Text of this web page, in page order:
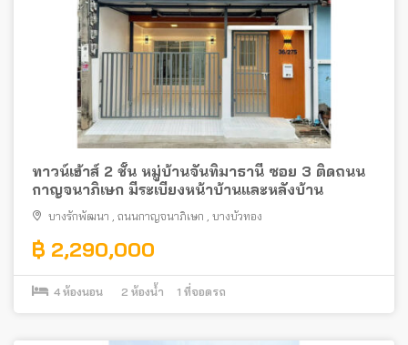
ทาวน์เฮ้าส์ 2 ชั้น หมู่บ้านจันทิมาธานี ซอย 3 ติดถนน
กาญจนาภิเษก มีระเบียงหน้าบ้านและหลังบ้าน
บางรักพัฒนา ถนนกาญจนาภิเษก บางบัวทอง
฿ 2,290,000
4 ห้องนอน 2 ห้องน้ำ 1 ที่จอดรถ